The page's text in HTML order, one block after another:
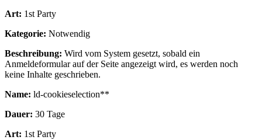
Art: 1st Party
Kategorie: Notwendig
Beschreibung: Wird vom System gesetzt, sobald ein
Anmeldeformular auf der Seite angezeigt wird, es werden noch
keine Inhalte geschrieben.
Name: ld-cookieselection**
Dauer: 30 Tage
Art: 1st Party